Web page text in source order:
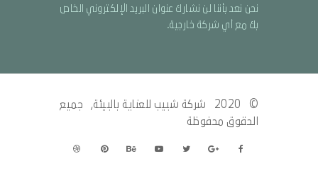
نحن نعد بأننا لن نشارك عنوان البريد الإلكتروني الخاص
بك مع أي شركة خارجية.
© 2020 شركة شبيب للعناية بالبيئة, جميع
الحقوق محفوظة